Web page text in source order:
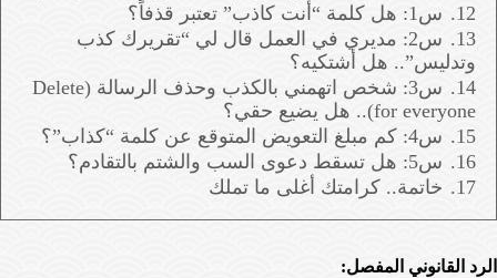
12.
س1: هل كلمة “أنت كاذب” تعتبر قذفاً؟
13.
س2: مديري في العمل قال لي “تقريرك كذب
وتدليس”.. هل أشتكيه؟
14.
س3: شخص اتهمني بالكذب وحذف الرسالة (Delete
for everyone).. هل يضيع حقي؟
15.
س4: كم مبلغ التعويض المتوقع عن كلمة “كذاب”؟
16.
س5: هل تسقط دعوى السب والشتم بالتقادم؟
17.
خاتمة.. كرامتك أغلى ما تملك
الرد القانوني المفصل: